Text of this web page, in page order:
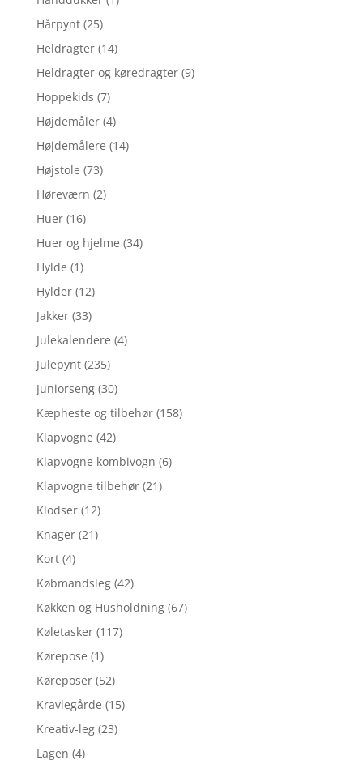
Hårpynt (25)
Heldragter (14)
Heldragter og køredragter (9)
Hoppekids (7)
Højdemåler (4)
Højdemålere (14)
Højstole (73)
Høreværn (2)
Huer (16)
Huer og hjelme (34)
Hylde (1)
Hylder (12)
Jakker (33)
Julekalendere (4)
Julepynt (235)
Juniorseng (30)
Kæpheste og tilbehør (158)
Klapvogne (42)
Klapvogne kombivogn (6)
Klapvogne tilbehør (21)
Klodser (12)
Knager (21)
Kort (4)
Købmandsleg (42)
Køkken og Husholdning (67)
Køletasker (117)
Kørepose (1)
Køreposer (52)
Kravlegårde (15)
Kreativ-leg (23)
Lagen (4)